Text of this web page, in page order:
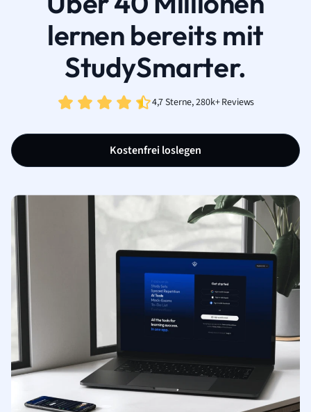
lernen bereits mit
StudySmarter.
4,7 Sterne, 280k+ Reviews
Kostenfrei loslegen